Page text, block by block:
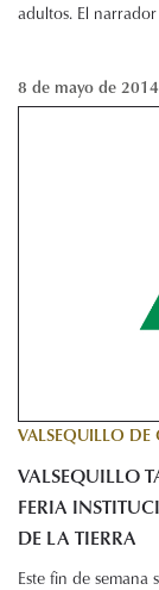
adultos. El
8 de mayo de 2014
VALSEQUILLO
VALSEQUILLO
FERIA
DE LA TIERRA
Este fin de